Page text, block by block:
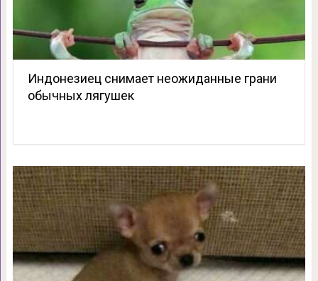
Индонезиец снимает неожиданные грани
обычных лягушек